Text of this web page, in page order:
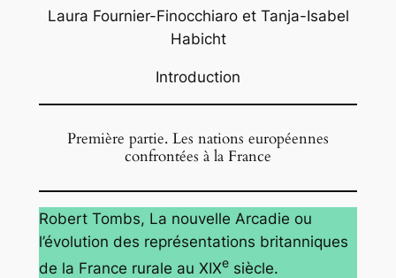
Laura Fournier-Finocchiaro et Tanja-Isabel
Habicht
Introduction
Première partie. Les nations européennes
confrontées à la France
Robert Tombs, La nouvelle Arcadie ou
l’évolution des représentations britanniques
de la France rurale au XIXesiècle.